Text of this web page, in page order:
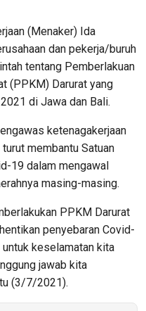
(Menaker) Ida
dan pekerja/buruh
tentang Pemberlakuan
(PPKM) Darurat yang
di Jawa dan Bali.
ketenagakerjaan
membantu Satuan
19 dalam mengawal
masing-masing.
PPKM Darurat
penyebaran Covid-
keselamatan kita
jawab kita
(3/7/2021).